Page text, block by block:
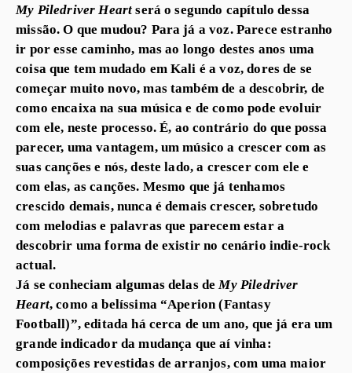
My Piledriver Heart será o segundo capítulo dessa
missão. O que mudou? Para já a voz. Parece estranho
ir por esse caminho, mas ao longo destes anos uma
coisa que tem mudado em Kali é a voz, dores de se
começar muito novo, mas também de a descobrir, de
como encaixa na sua música e de como pode evoluir
com ele, neste processo. É, ao contrário do que possa
parecer, uma vantagem, um músico a crescer com as
suas canções e nós, deste lado, a crescer com ele e
com elas, as canções. Mesmo que já tenhamos
crescido demais, nunca é demais crescer, sobretudo
com melodias e palavras que parecem estar a
descobrir uma forma de existir no cenário indie-rock
actual.
Já se conheciam algumas delas de My Piledriver
Heart, como a belíssima “Aperion (Fantasy
Football)”, editada há cerca de um ano, que já era um
grande indicador da mudança que aí vinha:
composições revestidas de arranjos, com uma maior